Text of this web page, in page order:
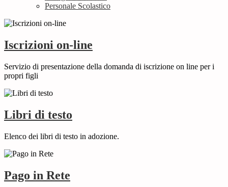
Personale Scolastico
Iscrizioni on-line
Servizio di presentazione della domanda di iscrizione on line per i
propri figli
Libri di testo
Elenco dei libri di testo in adozione.
Pago in Rete